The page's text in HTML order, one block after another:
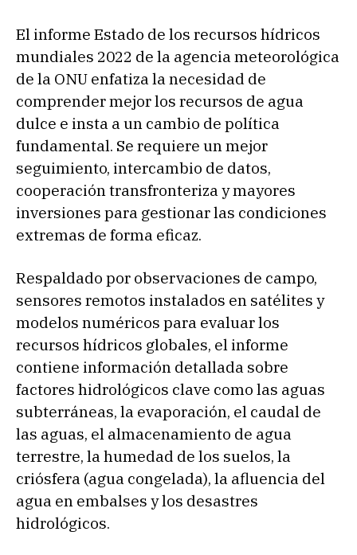
El informe Estado de los recursos hídricos
mundiales 2022 de la agencia meteorológica
de la ONU enfatiza la necesidad de
comprender mejor los recursos de agua
dulce e insta a un cambio de política
fundamental. Se requiere un mejor
seguimiento, intercambio de datos,
cooperación transfronteriza y mayores
inversiones para gestionar las condiciones
extremas de forma eficaz.
Respaldado por observaciones de campo,
sensores remotos instalados en satélites y
modelos numéricos para evaluar los
recursos hídricos globales, el informe
contiene información detallada sobre
factores hidrológicos clave como las aguas
subterráneas, la evaporación, el caudal de
las aguas, el almacenamiento de agua
terrestre, la humedad de los suelos, la
criósfera (agua congelada), la afluencia del
agua en embalses y los desastres
hidrológicos.